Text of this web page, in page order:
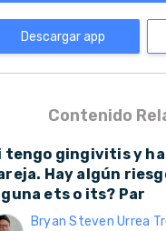
Descargar app
Contenido
tengo gingivitis y
Hay algún
ets o its? Par
Bryan Steven Urrea